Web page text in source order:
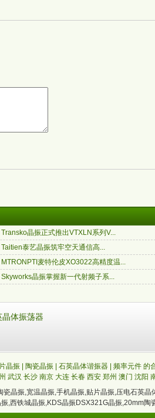
Transko晶振正式推出VTXLN系列V...
Taitien泰艺晶振筑牢空天通信高...
MTRONPTI麦特伦皮XO3022高精度温...
Skyworks晶振掌握新一代射频子系...
晶体振荡器
晶振 | 陶瓷晶振 | 石英晶体谐振器 | 频率元件 的
武汉 长沙 南京 大连 长春 西安 郑州 澳门 沈阳
瓷晶振,宽温晶振,手机晶振,贴片晶振,压电石英晶
,西铁城晶振,KDS晶振DSX321G晶振,20mm陶